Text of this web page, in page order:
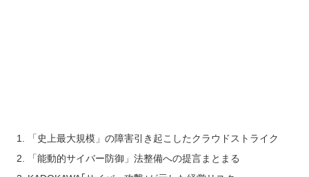
「史上最大規模」の障害引き起こしたクラウドストライク
「能動的サイバー防御」法整備への提言まとまる